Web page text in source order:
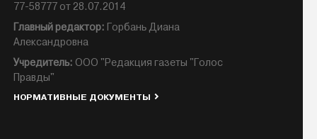
77-58777 от 28.07.2014
Главный редактор: Горбань Диана
Александровна
Учредитель: ООО "Редакция газеты "Голос
Правды"
НОРМАТИВНЫЕ ДОКУМЕНТЫ